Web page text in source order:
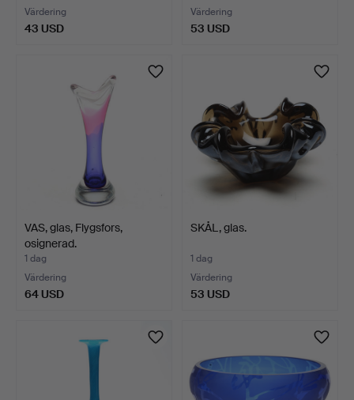
Värdering
43 USD
Värdering
53 USD
VAS, glas, Flygsfors,
osignerad.
1 dag
Värdering
64 USD
SKÅL, glas.
1 dag
Värdering
53 USD